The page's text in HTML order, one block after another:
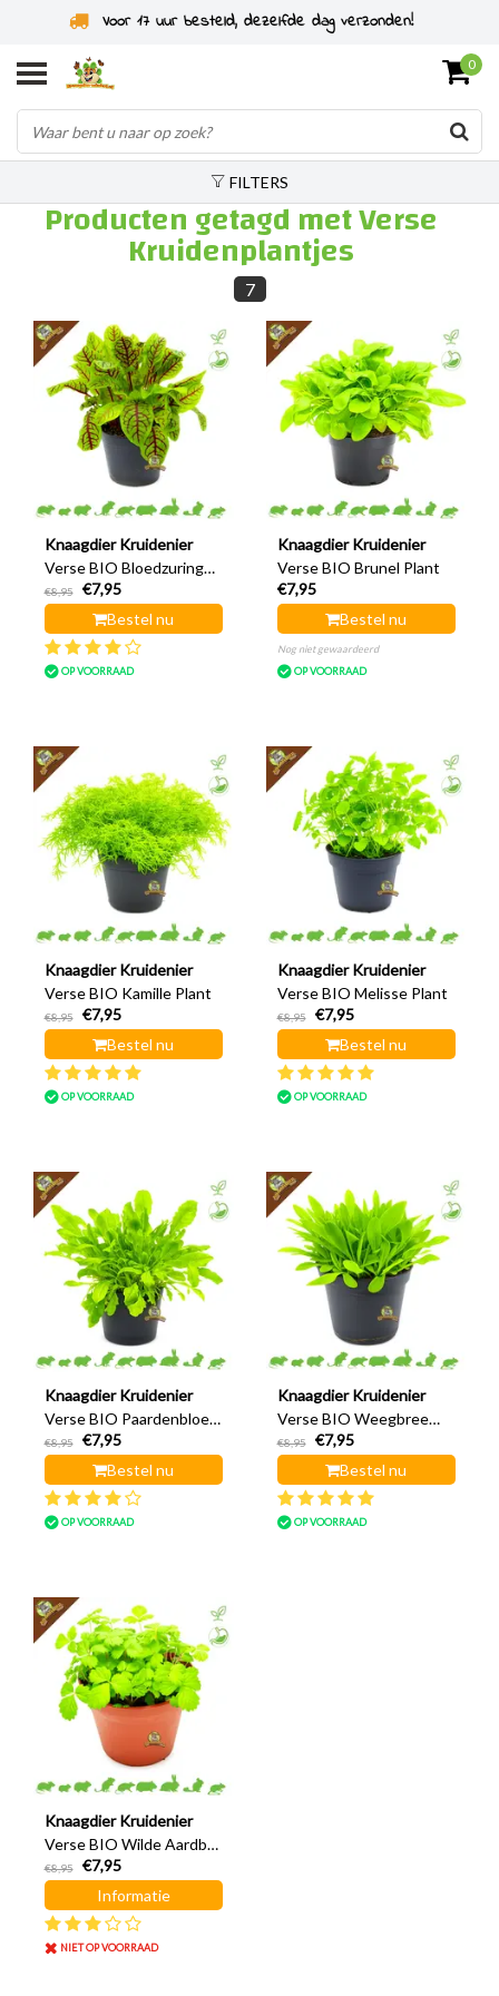
Voor 17 uur besteld, dezelfde dag verzonden!
0
FILTERS
Producten getagd met Verse
Kruidenplantjes
7
Knaagdier Kruidenier
Verse BIO Bloedzuring
Plant
€8,95
€7,95
Bestel nu
OP VOORRAAD
Knaagdier Kruidenier
Verse BIO Brunel Plant
€7,95
Bestel nu
Nog niet gewaardeerd
OP VOORRAAD
Knaagdier Kruidenier
Verse BIO Kamille Plant
€8,95
€7,95
Bestel nu
OP VOORRAAD
Knaagdier Kruidenier
Verse BIO Melisse Plant
€8,95
€7,95
Bestel nu
OP VOORRAAD
Knaagdier Kruidenier
Verse BIO Paardenbloem
Plant
€8,95
€7,95
Bestel nu
OP VOORRAAD
Knaagdier Kruidenier
Verse BIO Weegbree
Plant
€8,95
€7,95
Bestel nu
OP VOORRAAD
Knaagdier Kruidenier
Verse BIO Wilde Aardbei
Plant
€8,95
€7,95
Informatie
NIET OP VOORRAAD